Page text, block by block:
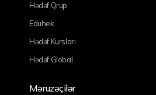
Hədəf Qrup
Eduhek
Hədəf Kursları
Hədəf Global
Məruzəçilər